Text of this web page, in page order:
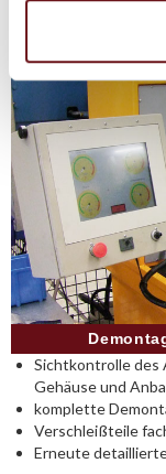
Sichtkontrolle des
Gehäuse und
komplette
Verschleißteile
Erneute